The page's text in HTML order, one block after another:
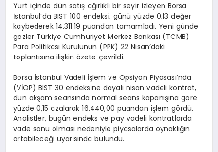
Yurt içinde dün satış ağırlıklı bir seyir izleyen Borsa
İstanbul’da BIST 100 endeksi, günü yüzde 0,13 değer
kaybederek 14.311,19 puandan tamamladı. Yeni günde
gözler Türkiye Cumhuriyet Merkez Bankası (TCMB)
Para Politikası Kurulunun (PPK) 22 Nisan’daki
toplantısına ilişkin özete çevrildi.
Borsa İstanbul Vadeli İşlem ve Opsiyon Piyasası’nda
(VİOP) BIST 30 endeksine dayalı nisan vadeli kontrat,
dün akşam seansında normal seans kapanışına göre
yüzde 0,15 azalarak 16.440,00 puandan işlem gördü.
Analistler, bugün endeks ve pay vadeli kontratlarda
vade sonu olması nedeniyle piyasalarda oynaklığın
artabileceği uyarısında bulundu.